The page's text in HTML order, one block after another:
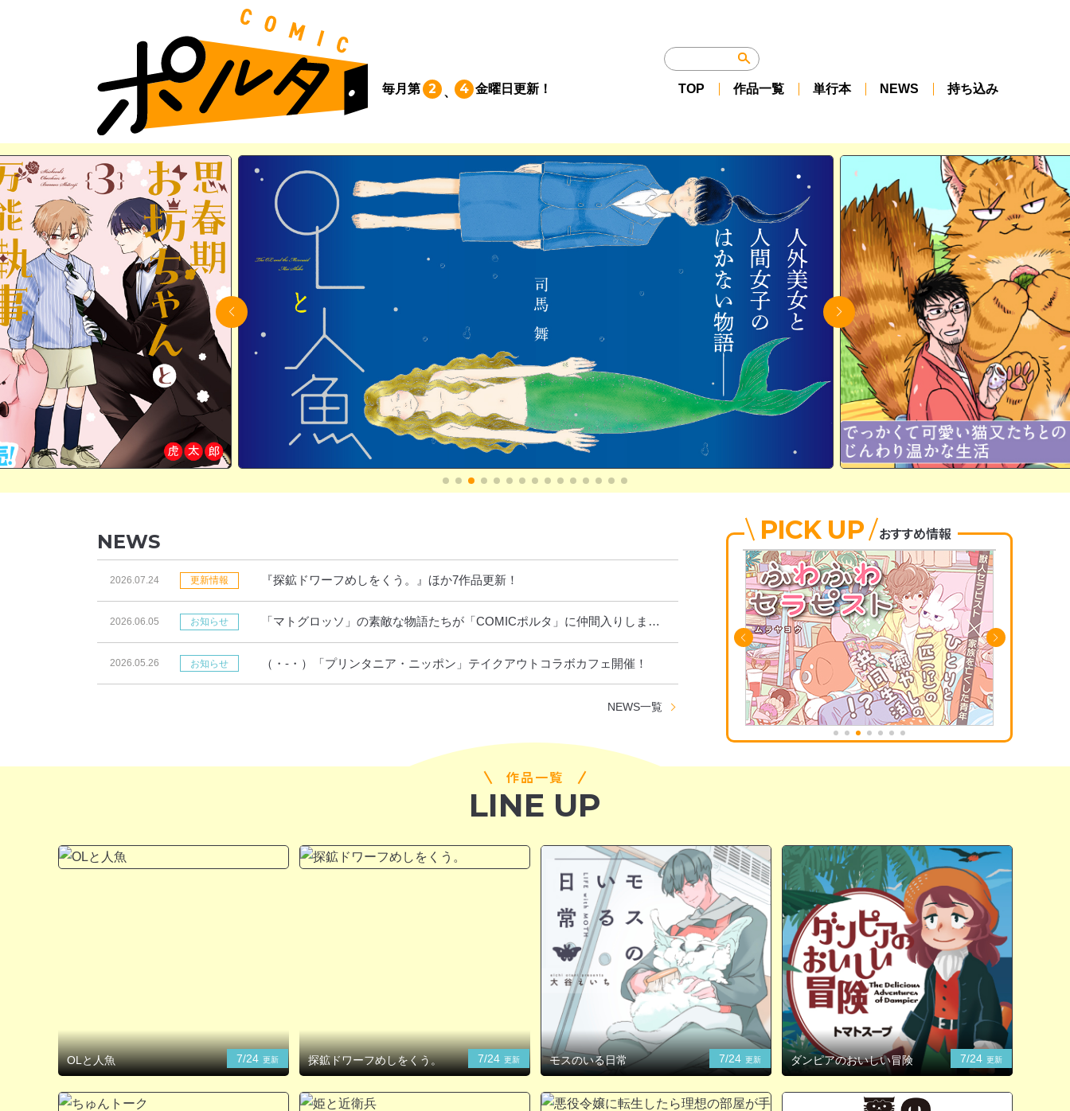
毎月第 2 、 4 金曜日 更新！ TOP 作品一覧 単行本 NEWS 持ち込み
TOP
単行本
NEWS
持ち込み
お問い合わせ
閉じる
NEWS
2026.07.24 更新情報 『探鉱ドワーフめしをくう。』ほか7作品更新！
2026.06.05 お知らせ
「マトグロッソ」の素敵な物語たちが「COMICポルタ」に仲間入りしま
2026.05.26 お知らせ （・-・）「プリンタニア・ニッポン」テイクアウトコラボカフェ開催！
NEWS一覧
PICK UP おすすめ情報
作品一覧
LINE UP
OLと人魚 7/24 更新 探鉱ドワーフめしをくう。 7/24 更新 モスのいる日常 7/24 更新 ダンピアのおいしい冒険 7/24 更新